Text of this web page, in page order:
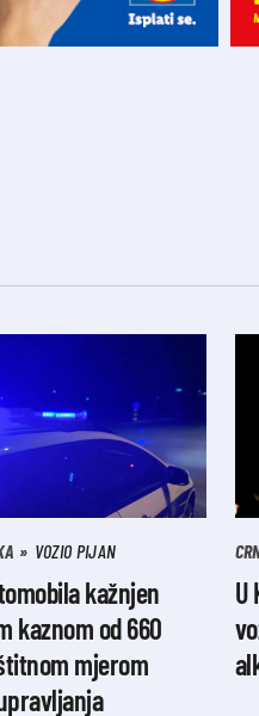
VOZIO PIJAN
kažnjen
kaznom od 660
mjerom
U